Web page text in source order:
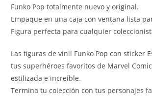
Funko Pop totalmente nuevo y original.
Empaque en una caja con ventana lista
Figura perfecta para cualquier
Las figuras de vinil Funko Pop con sticker
tus superhéroes favoritos de Marvel
estilizada e increíble.
Termina tu colección con tus personajes